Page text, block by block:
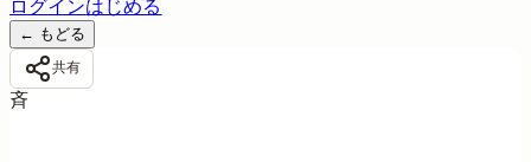
ログインはじめる
← もどる
共有
斉